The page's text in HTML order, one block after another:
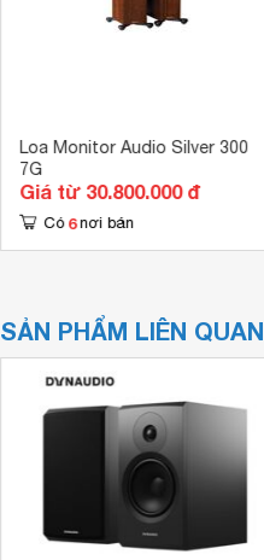
Loa Monitor Audio Silver 300
7G
Giá từ 30.800.000 đ
Có 6 nơi bán
SẢN PHẨM LIÊN QUAN